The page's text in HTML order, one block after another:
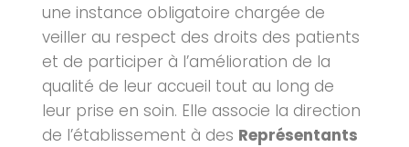
une instance obligatoire chargée de
veiller au respect des droits des patients
et de participer à l’amélioration de la
qualité de leur accueil tout au long de
leur prise en soin. Elle associe la direction
de l’établissement à des Représentants